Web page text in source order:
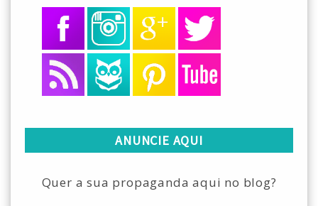
ANUNCIE AQUI
Quer a sua propaganda aqui no blog?